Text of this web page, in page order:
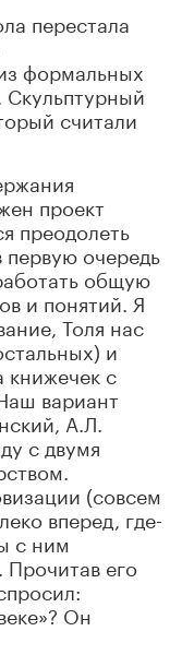
перестала
формальных
считали
проект
преодолеть
очередь
общую
и понятий. Я
Толя нас
и
книжечек с
вариант
А.Л.
с двумя
(совсем
вперед, где-
с ним
его
Он